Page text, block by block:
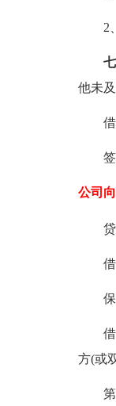
2
他未
公司
方(或